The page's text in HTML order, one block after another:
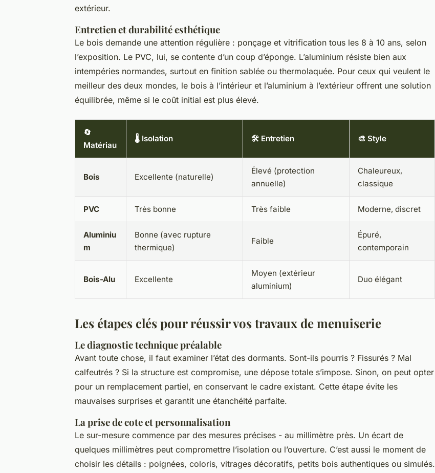
extérieur.
Entretien et durabilité esthétique
Le bois demande une attention régulière : ponçage et vitrification tous les 8 à 10 ans, selon
l’exposition. Le PVC, lui, se contente d’un coup d’éponge. L’aluminium résiste bien aux
intempéries normandes, surtout en finition sablée ou thermolaquée. Pour ceux qui veulent le
meilleur des deux mondes, le bois à l’intérieur et l’aluminium à l’extérieur offrent une solution
équilibrée, même si le coût initial est plus élevé.
🔄
Matériau
🌡️ Isolation 🛠️ Entretien 🎨 Style
Bois Excellente (naturelle)
Élevé (protection
annuelle)
Chaleureux,
classique
PVC Très bonne Très faible Moderne, discret
Aluminiu
m
Bonne (avec rupture
thermique)
Faible
Épuré,
contemporain
Bois-Alu Excellente
Moyen (extérieur
aluminium)
Duo élégant
Les étapes clés pour réussir vos travaux de menuiserie
Le diagnostic technique préalable
Avant toute chose, il faut examiner l’état des dormants. Sont-ils pourris ? Fissurés ? Mal
calfeutrés ? Si la structure est compromise, une dépose totale s’impose. Sinon, on peut opter
pour un remplacement partiel, en conservant le cadre existant. Cette étape évite les
mauvaises surprises et garantit une étanchéité parfaite.
La prise de cote et personnalisation
Le sur-mesure commence par des mesures précises - au millimètre près. Un écart de
quelques millimètres peut compromettre l’isolation ou l’ouverture. C’est aussi le moment de
choisir les détails : poignées, coloris, vitrages décoratifs, petits bois authentiques ou simulés.